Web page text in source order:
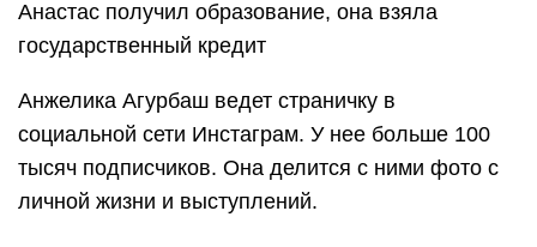
Анастас получил образование, она взяла
государственный кредит
Анжелика Агурбаш ведет страничку в
социальной сети Инстаграм. У нее больше 100
тысяч подписчиков. Она делится с ними фото с
личной жизни и выступлений.